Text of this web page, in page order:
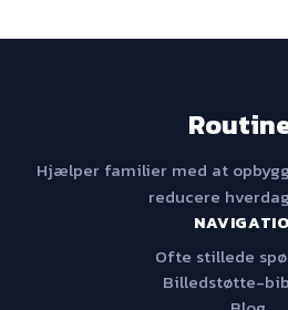
Hjælper familier med at
reducere
Ofte stillede
Billedstøtte-